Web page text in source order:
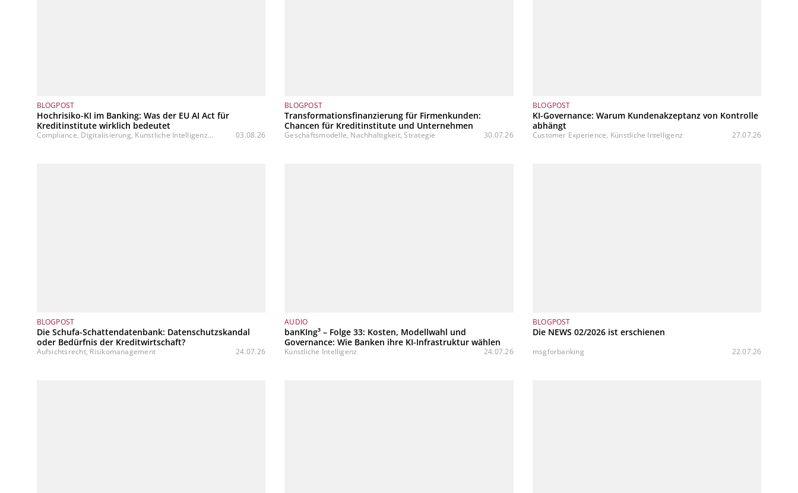
BLOGPOST
Hochrisiko-KI im Banking: Was der EU AI Act für
Kreditinstitute wirklich bedeutet
Compliance, Digitalisierung, Künstliche Intelligenz... 03.08.26
BLOGPOST
Transformationsfinanzierung für Firmenkunden:
Chancen für Kreditinstitute und Unternehmen
Geschäftsmodelle, Nachhaltigkeit, Strategie 30.07.26
BLOGPOST
KI-Governance: Warum Kundenakzeptanz von Kontrolle
abhängt
Customer Experience, Künstliche Intelligenz 27.07.26
BLOGPOST
Die Schufa-Schattendatenbank: Datenschutzskandal
oder Bedürfnis der Kreditwirtschaft?
Aufsichtsrecht, Risikomanagement 24.07.26
AUDIO
banKIng³ – Folge 33: Kosten, Modellwahl und
Governance: Wie Banken ihre KI-Infrastruktur wählen
Künstliche Intelligenz 24.07.26
BLOGPOST
Die NEWS 02/2026 ist erschienen
msgforbanking 22.07.26